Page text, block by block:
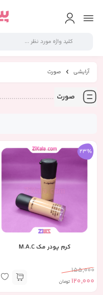
آرایشی صورت
صورت
23%
کرم پودر مک M.A.C
155,000
120,000 تومان